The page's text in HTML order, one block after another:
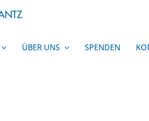
ÜBER UNS SPENDEN